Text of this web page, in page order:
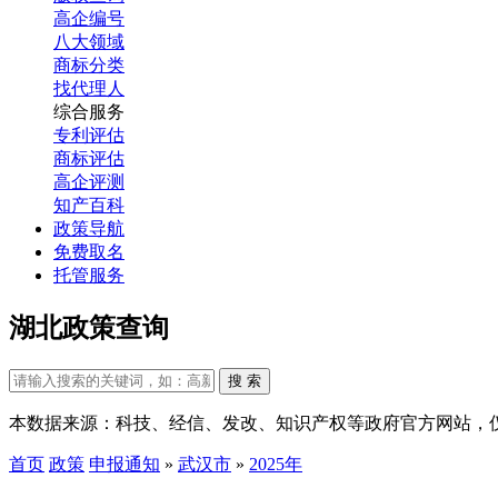
高企编号
八大领域
商标分类
找代理人
综合服务
专利评估
商标评估
高企评测
知产百科
政策导航
免费取名
托管服务
湖北政策查询
搜 索
本数据来源：科技、经信、发改、知识产权等政府官方网站，
首页 政策 申报通知 » 武汉市 » 2025年